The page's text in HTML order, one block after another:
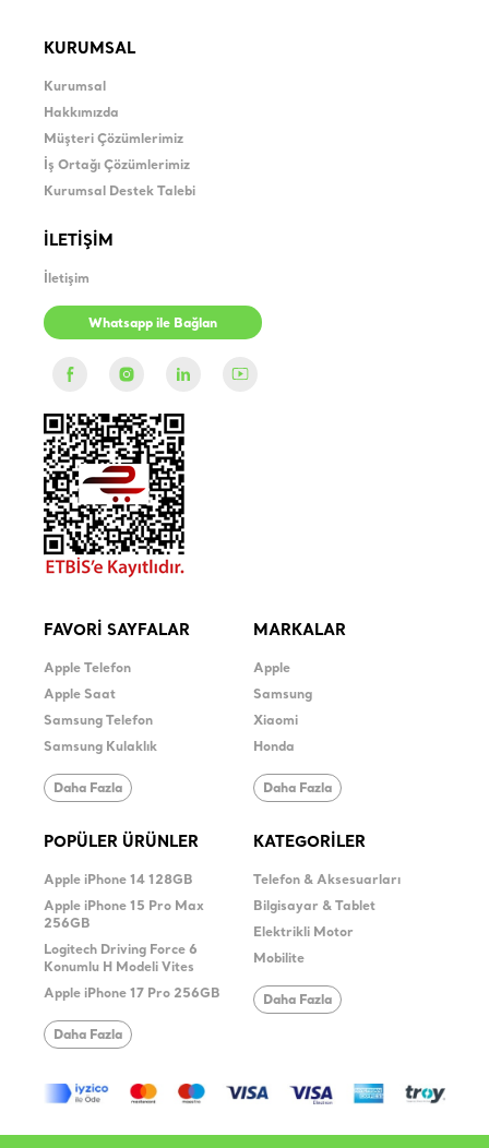
KURUMSAL
Kurumsal
Hakkımızda
Müşteri Çözümlerimiz
İş Ortağı Çözümlerimiz
Kurumsal Destek Talebi
İLETİŞİM
İletişim
Whatsapp ile Bağlan
FAVORİ SAYFALAR
Apple Telefon
Apple Saat
Samsung Telefon
Samsung Kulaklık
Daha Fazla
MARKALAR
Apple
Samsung
Xiaomi
Honda
Daha Fazla
POPÜLER ÜRÜNLER
Apple iPhone 14 128GB
Apple iPhone 15 Pro Max
256GB
Logitech Driving Force 6
Konumlu H Modeli Vites
Apple iPhone 17 Pro 256GB
Daha Fazla
KATEGORİLER
Telefon & Aksesuarları
Bilgisayar & Tablet
Elektrikli Motor
Mobilite
Daha Fazla